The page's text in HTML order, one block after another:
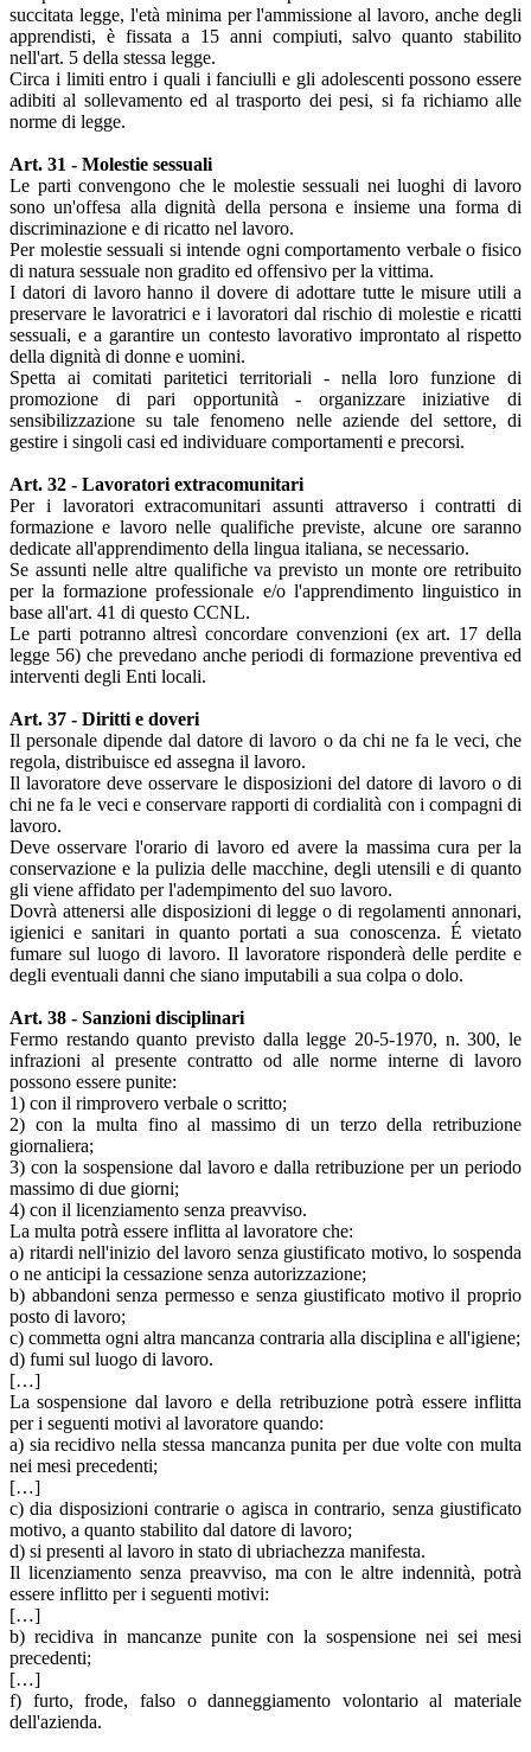
succitata legge, l'età minima per l'ammissione al lavoro, anche degli
apprendisti, è fissata a 15 anni compiuti, salvo quanto stabilito
nell'art. 5 della stessa legge.
Circa i limiti entro i quali i fanciulli e gli adolescenti possono essere
adibiti al sollevamento ed al trasporto dei pesi, si fa richiamo alle
norme di legge.
Art. 31 - Molestie sessuali
Le parti convengono che le molestie sessuali nei luoghi di lavoro
sono un'offesa alla dignità della persona e insieme una forma di
discriminazione e di ricatto nel lavoro.
Per molestie sessuali si intende ogni comportamento verbale o fisico
di natura sessuale non gradito ed offensivo per la vittima.
I datori di lavoro hanno il dovere di adottare tutte le misure utili a
preservare le lavoratrici e i lavoratori dal rischio di molestie e ricatti
sessuali, e a garantire un contesto lavorativo improntato al rispetto
della dignità di donne e uomini.
Spetta ai comitati paritetici territoriali - nella loro funzione di
promozione di pari opportunità - organizzare iniziative di
sensibilizzazione su tale fenomeno nelle aziende del settore, di
gestire i singoli casi ed individuare comportamenti e precorsi.
Art. 32 - Lavoratori extracomunitari
Per i lavoratori extracomunitari assunti attraverso i contratti di
formazione e lavoro nelle qualifiche previste, alcune ore saranno
dedicate all'apprendimento della lingua italiana, se necessario.
Se assunti nelle altre qualifiche va previsto un monte ore retribuito
per la formazione professionale e/o l'apprendimento linguistico in
base all'art. 41 di questo CCNL.
Le parti potranno altresì concordare convenzioni (ex art. 17 della
legge 56) che prevedano anche periodi di formazione preventiva ed
interventi degli Enti locali.
Art. 37 - Diritti e doveri
Il personale dipende dal datore di lavoro o da chi ne fa le veci, che
regola, distribuisce ed assegna il lavoro.
Il lavoratore deve osservare le disposizioni del datore di lavoro o di
chi ne fa le veci e conservare rapporti di cordialità con i compagni di
lavoro.
Deve osservare l'orario di lavoro ed avere la massima cura per la
conservazione e la pulizia delle macchine, degli utensili e di quanto
gli viene affidato per l'adempimento del suo lavoro.
Dovrà attenersi alle disposizioni di legge o di regolamenti annonari,
igienici e sanitari in quanto portati a sua conoscenza. É vietato
fumare sul luogo di lavoro. Il lavoratore risponderà delle perdite e
degli eventuali danni che siano imputabili a sua colpa o dolo.
Art. 38 - Sanzioni disciplinari
Fermo restando quanto previsto dalla legge 20-5-1970, n. 300, le
infrazioni al presente contratto od alle norme interne di lavoro
possono essere punite:
1) con il rimprovero verbale o scritto;
2) con la multa fino al massimo di un terzo della retribuzione
giornaliera;
3) con la sospensione dal lavoro e dalla retribuzione per un periodo
massimo di due giorni;
4) con il licenziamento senza preavviso.
La multa potrà essere inflitta al lavoratore che:
a) ritardi nell'inizio del lavoro senza giustificato motivo, lo sospenda
o ne anticipi la cessazione senza autorizzazione;
b) abbandoni senza permesso e senza giustificato motivo il proprio
posto di lavoro;
c) commetta ogni altra mancanza contraria alla disciplina e all'igiene;
d) fumi sul luogo di lavoro.
[…]
La sospensione dal lavoro e della retribuzione potrà essere inflitta
per i seguenti motivi al lavoratore quando:
a) sia recidivo nella stessa mancanza punita per due volte con multa
nei mesi precedenti;
[…]
c) dia disposizioni contrarie o agisca in contrario, senza giustificato
motivo, a quanto stabilito dal datore di lavoro;
d) si presenti al lavoro in stato di ubriachezza manifesta.
Il licenziamento senza preavviso, ma con le altre indennità, potrà
essere inflitto per i seguenti motivi:
[…]
b) recidiva in mancanze punite con la sospensione nei sei mesi
precedenti;
[…]
f) furto, frode, falso o danneggiamento volontario al materiale
dell'azienda.